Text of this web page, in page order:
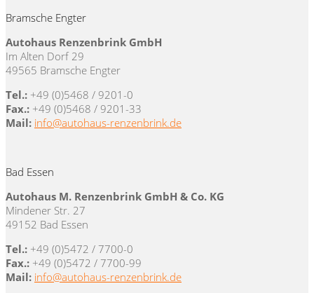
Bramsche Engter
Autohaus Renzenbrink GmbH
Im Alten Dorf 29
49565 Bramsche Engter
Tel.: +49 (0)5468 / 9201-0
Fax.: +49 (0)5468 / 9201-33
Mail: info@autohaus-renzenbrink.de
Bad Essen
Autohaus M. Renzenbrink GmbH & Co. KG
Mindener Str. 27
49152 Bad Essen
Tel.: +49 (0)5472 / 7700-0
Fax.: +49 (0)5472 / 7700-99
Mail: info@autohaus-renzenbrink.de